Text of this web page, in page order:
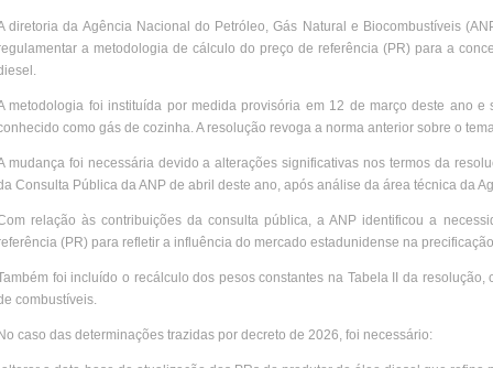
diretoria da Agência Nacional do Petróleo, Gás Natural e Biocombustíveis
a metodologia de cálculo do preço de referência (PR) para a
metodologia foi instituída por medida provisória em 12 de março deste ano
como gás de cozinha. A resolução revoga a norma anterior sobre o
mudança foi necessária devido a alterações significativas nos termos da
Consulta Pública da ANP de abril deste ano, após análise da área técnica da
relação às contribuições da consulta pública, a ANP identificou a
(PR) para refletir a influência do mercado estadunidense na
foi incluído o recálculo dos pesos constantes na Tabela II da
combustíveis.
caso das determinações trazidas por decreto de 2026, foi necessário: